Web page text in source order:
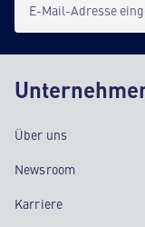
E-Mail-Adresse
Über uns
Newsroom
Karriere